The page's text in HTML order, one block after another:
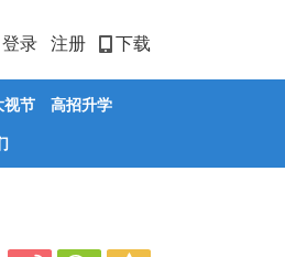
登录 注册 下载
视节
高招升学